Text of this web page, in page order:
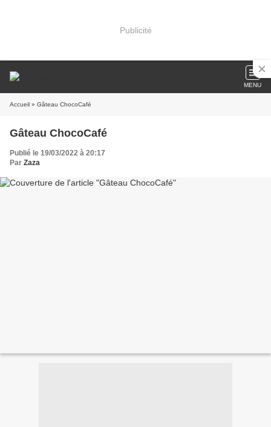
Publicité
MENU
Accueil » Gâteau ChocoCafé
Gâteau ChocoCafé
Publié le 19/03/2022 à 20:17
Par Zaza